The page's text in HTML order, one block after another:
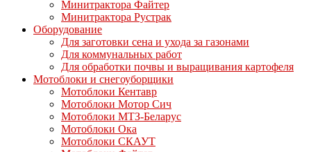
Минитрактора Файтер
Минитрактора Рустрак
Оборудование
Для заготовки сена и ухода за газонами
Для коммунальных работ
Для обработки почвы и выращивания картофеля
Мотоблоки и снегоуборщики
Мотоблоки Кентавр
Мотоблоки Мотор Сич
Мотоблоки МТЗ-Беларус
Мотоблоки Ока
Мотоблоки СКАУТ